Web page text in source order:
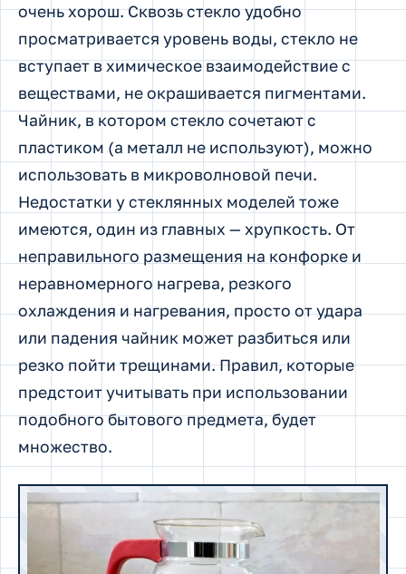
очень хорош. Сквозь стекло удобно
просматривается уровень воды, стекло не
вступает в химическое взаимодействие с
веществами, не окрашивается пигментами.
Чайник, в котором стекло сочетают с
пластиком (а металл не используют), можно
использовать в микроволновой печи.
Недостатки у стеклянных моделей тоже
имеются, один из главных — хрупкость. От
неправильного размещения на конфорке и
неравномерного нагрева, резкого
охлаждения и нагревания, просто от удара
или падения чайник может разбиться или
резко пойти трещинами. Правил, которые
предстоит учитывать при использовании
подобного бытового предмета, будет
множество.